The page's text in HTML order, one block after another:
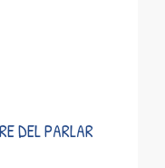
DEL PARLAR